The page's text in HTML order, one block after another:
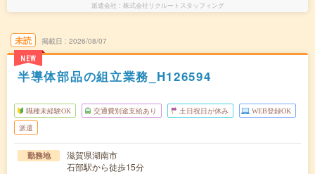
派遣会社 株式会社リクルートスタッフィング
未読
NEW
掲載日 2026/08/07
半導体部品の組立業務_H126594
職種未経験OK 交通費別途支給あり 土日祝日が休み WEB登録OK
派遣
勤務地
滋賀県湖南市
石部駅から徒歩15分